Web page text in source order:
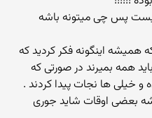
همیشه اینگونه فكر كردید كه
همه بمیرند در صورتی كه
و خیلی ها نجات پیدا كردند .
بعضی اوقات شاید جوری